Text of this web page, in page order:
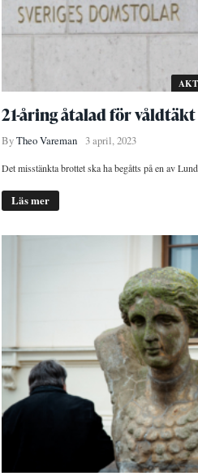
21-åring åtalad för
ByTheo Vareman 3 april, 2023
Det misstänkta brottet ska ha begåtts på en av
Läs mer